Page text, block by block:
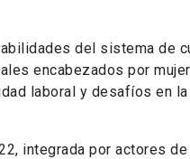
del sistema de
encabezados por
laboral y desafíos en
integrada por actores